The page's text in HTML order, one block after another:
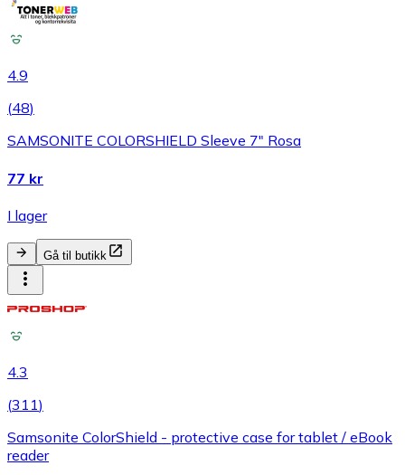
4.9
(48)
SAMSONITE COLORSHIELD Sleeve 7" Rosa
77 kr
I lager
Gå til butikk
4.3
(311)
Samsonite ColorShield - protective case for tablet / eBook
reader